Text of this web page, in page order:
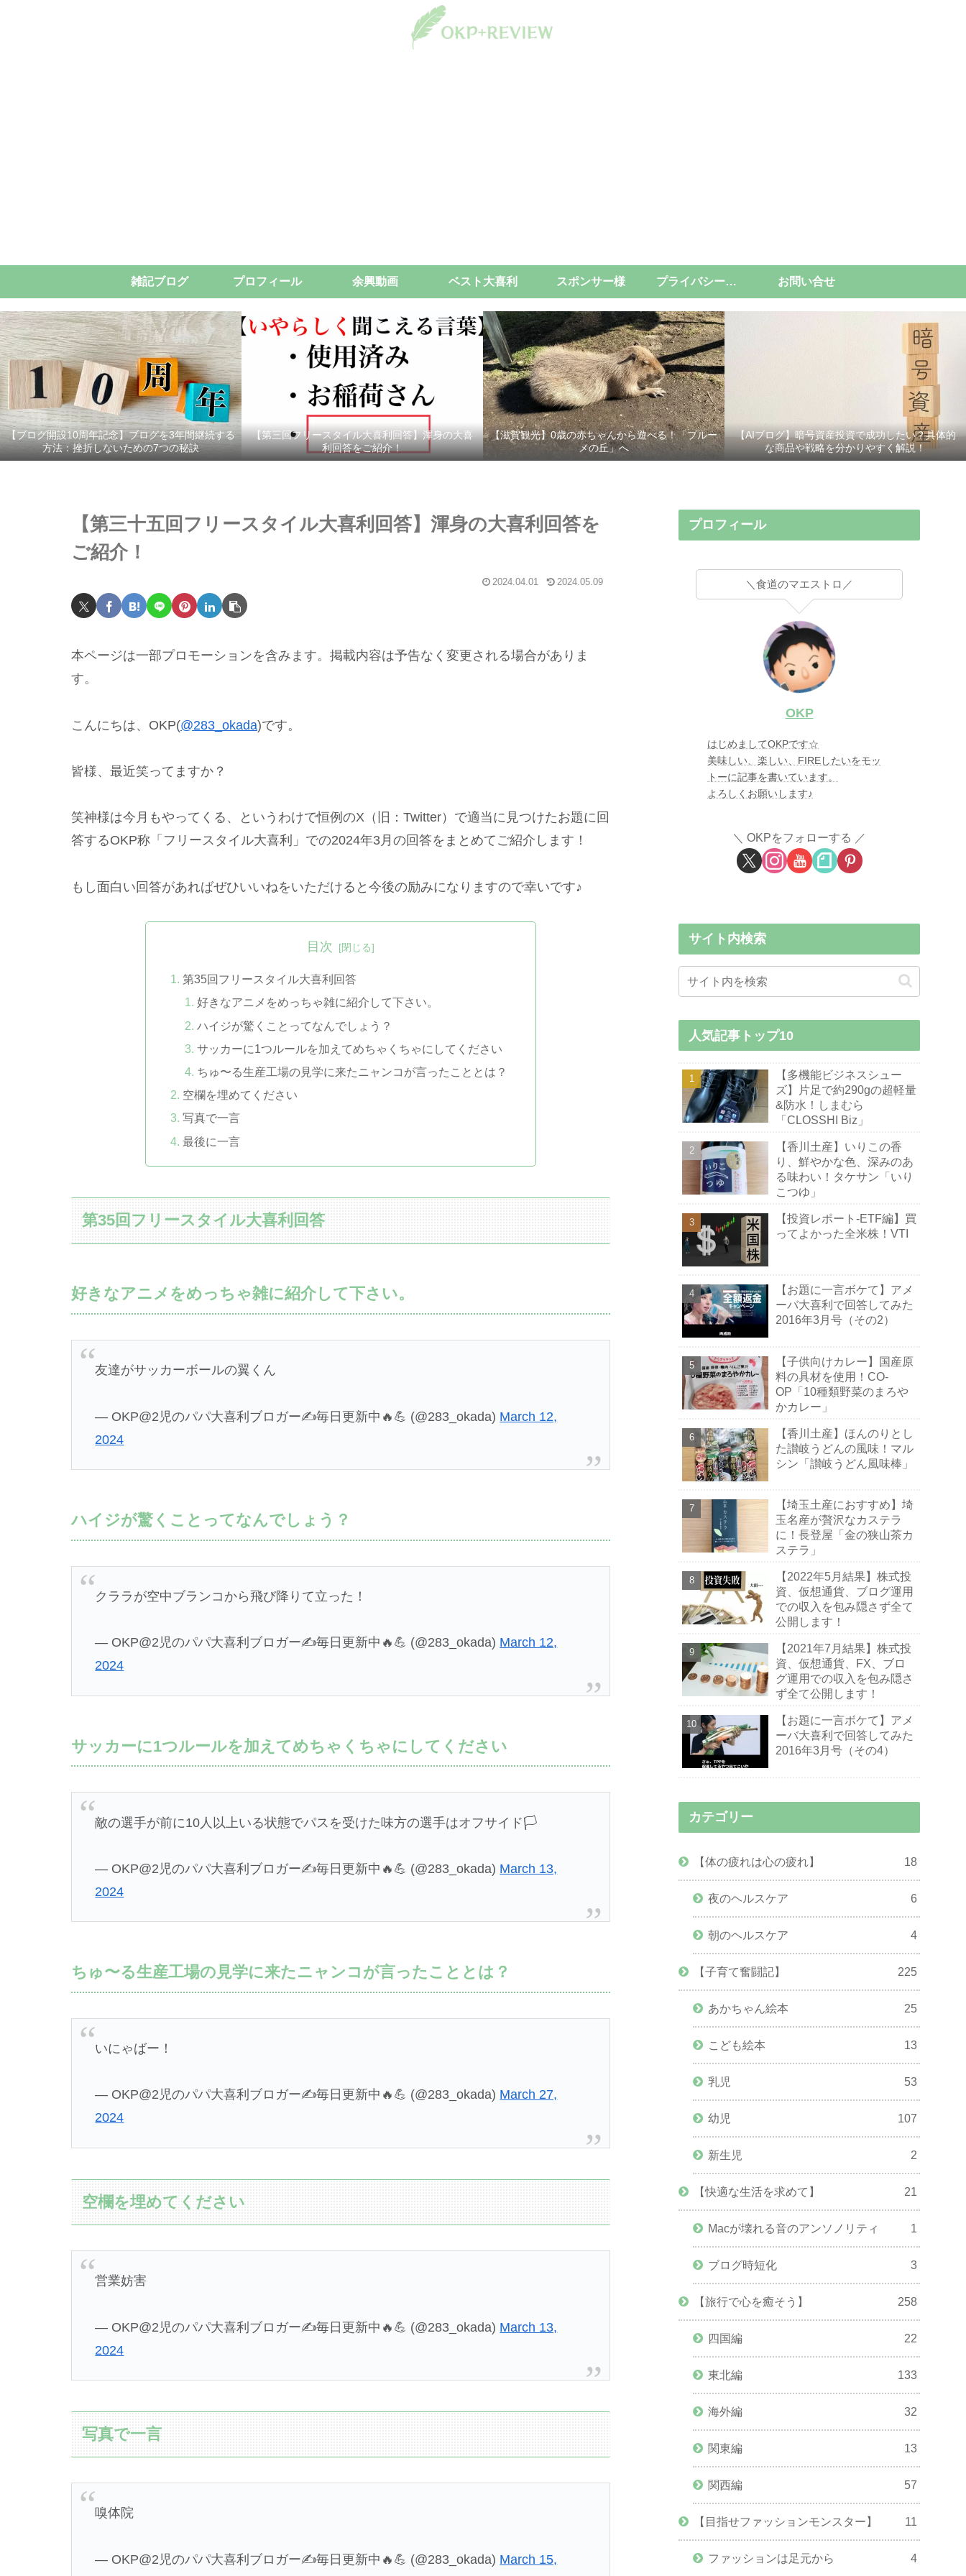
雑記ブログ プロフィール 余興動画 ベスト大喜利 スポンサー様 プライバシーポリシー お問い合せ
【ブログ開設10周年記念】ブログを3年間継続する
方法：挫折しないための7つの秘訣
【第三回フリースタイル大喜利回答】渾身の大喜
利回答をご紹介！
【滋賀観光】0歳の赤ちゃんから遊べる！「ブルー
メの丘」へ
【AIブログ】暗号資産投資で成功したい？具体的
な商品や戦略を分かりやすく解説！
【第三十五回フリースタイル大喜利回答】渾身の大喜利回答を
ご紹介！
2024.04.01 2024.05.09
本ページは一部プロモーションを含みます。掲載内容は予告なく変更される場合がありま
す。
こんにちは、OKP(@283_okada)です。
皆様、最近笑ってますか？
笑神様は今月もやってくる、というわけで恒例のX（旧：Twitter）で適当に見つけたお題に回
答するOKP称「フリースタイル大喜利」での2024年3月の回答をまとめてご紹介します！
もし面白い回答があればぜひいいねをいただけると今後の励みになりますので幸いです♪
目次
第35回フリースタイル大喜利回答
好きなアニメをめっちゃ雑に紹介して下さい。
ハイジが驚くことってなんでしょう？
サッカーに1つルールを加えてめちゃくちゃにしてください
ちゅ〜る生産工場の見学に来たニャンコが言ったこととは？
空欄を埋めてください
写真で一言
最後に一言
第35回フリースタイル大喜利回答
好きなアニメをめっちゃ雑に紹介して下さい。
友達がサッカーボールの翼くん
— OKP@2児のパパ大喜利ブロガー✍️毎日更新中🔥💪 (@283_okada) March 12,
2024
ハイジが驚くことってなんでしょう？
クララが空中ブランコから飛び降りて立った！
— OKP@2児のパパ大喜利ブロガー✍️毎日更新中🔥💪 (@283_okada) March 12,
2024
サッカーに1つルールを加えてめちゃくちゃにしてください
敵の選手が前に10人以上いる状態でパスを受けた味方の選手はオフサイド🏳️
— OKP@2児のパパ大喜利ブロガー✍️毎日更新中🔥💪 (@283_okada) March 13,
2024
ちゅ〜る生産工場の見学に来たニャンコが言ったこととは？
いにゃばー！
— OKP@2児のパパ大喜利ブロガー✍️毎日更新中🔥💪 (@283_okada) March 27,
2024
空欄を埋めてください
営業妨害
— OKP@2児のパパ大喜利ブロガー✍️毎日更新中🔥💪 (@283_okada) March 13,
2024
写真で一言
嗅体院
— OKP@2児のパパ大喜利ブロガー✍️毎日更新中🔥💪 (@283_okada) March 15,
プロフィール
＼食道のマエストロ／
OKP
はじめましてOKPです☆
美味しい、楽しい、FIREしたいをモッ
トーに記事を書いています。
よろしくお願いします♪
OKPをフォローする
サイト内検索
人気記事トップ10
【多機能ビジネスシュー
ズ】片足で約290gの超軽量
&防水！しまむら
「CLOSSHI Biz」
【香川土産】いりこの香
り、鮮やかな色、深みのあ
る味わい！タケサン「いり
こつゆ」
【投資レポート-ETF編】買
ってよかった全米株！VTI
【お題に一言ボケて】アメ
ーバ大喜利で回答してみた
2016年3月号（その2）
【子供向けカレー】国産原
料の具材を使用！CO-
OP「10種類野菜のまろや
かカレー」
【香川土産】ほんのりとし
た讃岐うどんの風味！マル
シン「讃岐うどん風味棒」
【埼玉土産におすすめ】埼
玉名産が贅沢なカステラ
に！長登屋「金の狭山茶カ
ステラ」
【2022年5月結果】株式投
資、仮想通貨、ブログ運用
での収入を包み隠さず全て
公開します！
【2021年7月結果】株式投
資、仮想通貨、FX、ブロ
グ運用での収入を包み隠さ
ず全て公開します！
【お題に一言ボケて】アメ
ーバ大喜利で回答してみた
2016年3月号（その4）
カテゴリー
【体の疲れは心の疲れ】 18
夜のヘルスケア 6
朝のヘルスケア 4
【子育て奮闘記】 225
あかちゃん絵本 25
こども絵本 13
乳児 53
幼児 107
新生児 2
【快適な生活を求めて】 21
Macが壊れる音のアンソノリティ 1
ブログ時短化 3
【旅行で心を癒そう】 258
四国編 22
東北編 133
海外編 32
関東編 13
関西編 57
【目指せファッションモンスター】 11
ファッションは足元から 4